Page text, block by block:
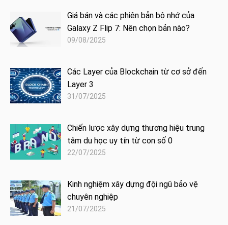
Giá bán và các phiên bản bộ nhớ của
Galaxy Z Flip 7: Nên chọn bản nào?
09/08/2025
Các Layer của Blockchain từ cơ sở đến
Layer 3
31/07/2025
Chiến lược xây dựng thương hiệu trung
tâm du học uy tín từ con số 0
22/07/2025
Kinh nghiệm xây dựng đội ngũ bảo vệ
chuyên nghiệp
21/07/2025